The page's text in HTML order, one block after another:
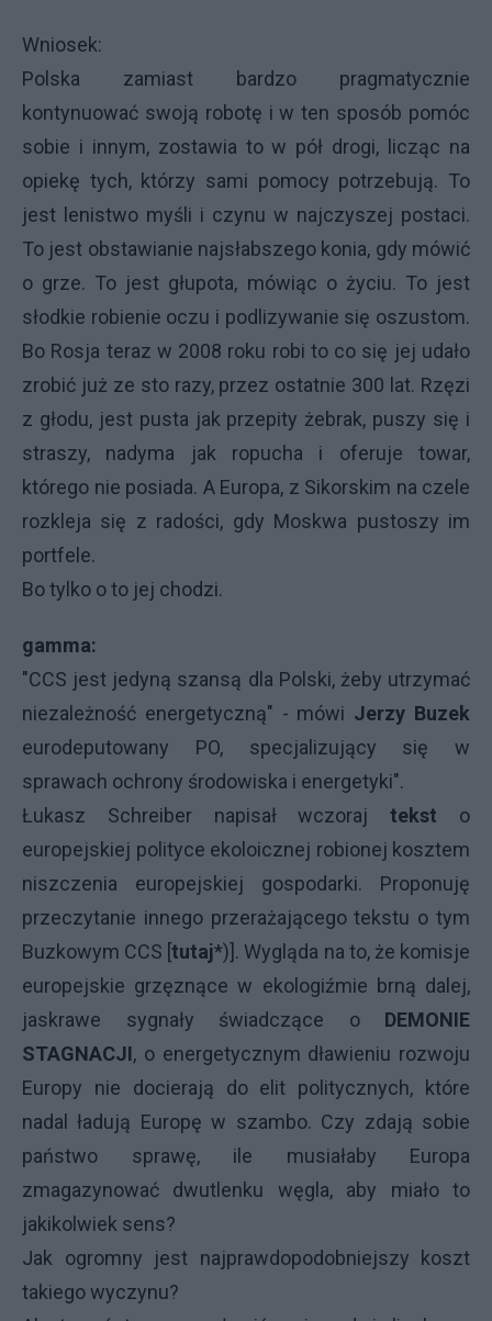
Wniosek:
Polska zamiast bardzo pragmatycznie
kontynuować swoją robotę i w ten sposób pomóc
sobie i innym, zostawia to w pół drogi, licząc na
opiekę tych, którzy sami pomocy potrzebują. To
jest lenistwo myśli i czynu w najczyszej postaci.
To jest obstawianie najsłabszego konia, gdy mówić
o grze. To jest głupota, mówiąc o życiu. To jest
słodkie robienie oczu i podlizywanie się oszustom.
Bo Rosja teraz w 2008 roku robi to co się jej udało
zrobić już ze sto razy, przez ostatnie 300 lat. Rzęzi
z głodu, jest pusta jak przepity żebrak, puszy się i
straszy, nadyma jak ropucha i oferuje towar,
którego nie posiada. A Europa, z Sikorskim na czele
rozkleja się z radości, gdy Moskwa pustoszy im
portfele.
Bo tylko o to jej chodzi.
gamma:
"CCS jest jedyną szansą dla Polski, żeby utrzymać
niezależność energetyczną" - mówi Jerzy Buzek
eurodeputowany PO, specjalizujący się w
sprawach ochrony środowiska i energetyki".
Łukasz Schreiber napisał wczorajtekst o
europejskiej polityce ekoloicznej robionej kosztem
niszczenia europejskiej gospodarki. Proponuję
przeczytanie innego przerażającego tekstu o tym
Buzkowym CCS [tutaj*)]. Wygląda na to, że komisje
europejskie grzęznące w ekologiźmie brną dalej,
jaskrawe sygnały świadczące o DEMONIE
STAGNACJI, o energetycznym dławieniu rozwoju
Europy nie docierają do elit politycznych, które
nadal ładują Europę w szambo. Czy zdają sobie
państwo sprawę, ile musiałaby Europa
zmagazynować dwutlenku węgla, aby miało to
jakikolwiek sens?
Jak ogromny jest najprawdopodobniejszy koszt
takiego wyczynu?